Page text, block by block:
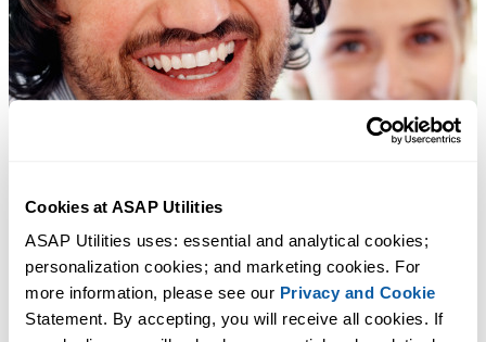
Cookies at ASAP Utilities
ASAP Utilities uses: essential and analytical cookies;
personalization cookies; and marketing cookies. For
more information, please see our Privacy and Cookie
Statement. By accepting, you will receive all cookies. If